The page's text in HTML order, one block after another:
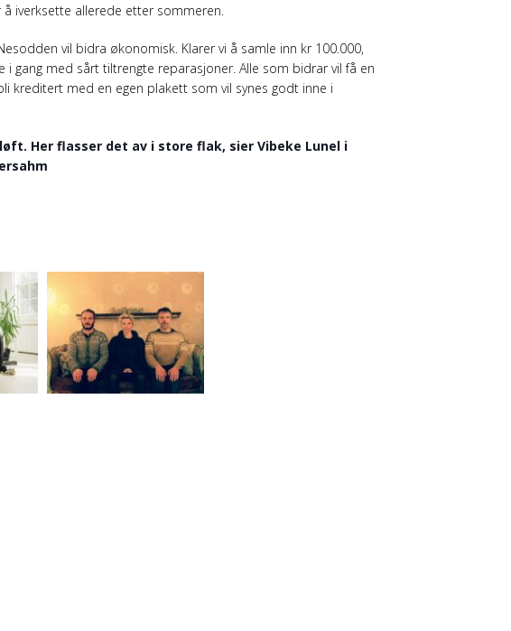
iverksette allerede etter sommeren.
vil bidra økonomisk. Klarer vi å samle inn kr 100.000,
gang med sårt tiltrengte reparasjoner. Alle som bidrar vil få en
kreditert med en egen plakett som vil synes godt inne i
Her flasser det av i store flak, sier Vibeke Lunel i